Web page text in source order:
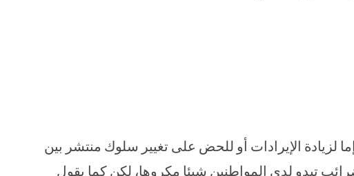
لزيادة الإيرادات أو للحض على تغيير سلوك منتشر بين
تبدو لدى المواطنين شيئا مكروها، لكن كما يقول